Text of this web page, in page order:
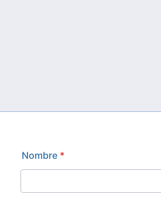
Nombre *